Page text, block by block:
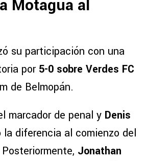
Motagua al
su participación con una
por 5-0 sobre Verdes FC
de Belmopán.
marcador de penal y Denis
la diferencia al comienzo del
Jonathan